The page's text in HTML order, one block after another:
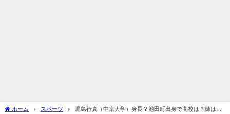
ホーム スポーツ
堀島行真（中京大学）身長？池田町出身で高校は？姉は有